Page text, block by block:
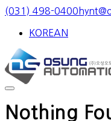
Skip
content
(031) 498-0400
KOREAN
Nothing